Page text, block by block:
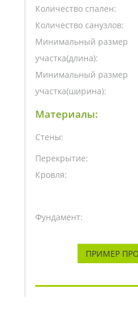
Количество спален:
Количество санузлов:
Минимальный размер
участка(длина):
Минимальный размер
участка(ширина):
Материалы:
Стены:
Перекрытие:
Кровля:
Фундамент:
ПРИМЕР